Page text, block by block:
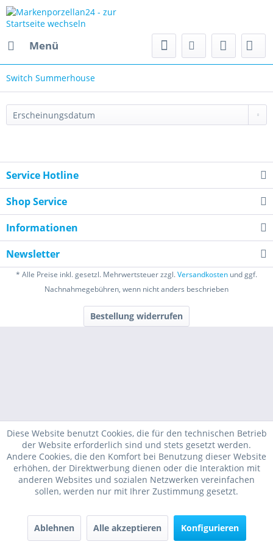
Menü
Switch Summerhouse
Service Hotline
Shop Service
Informationen
Newsletter
* Alle Preise inkl. gesetzl. Mehrwertsteuer zzgl.Versandkosten und ggf.
Nachnahmegebühren, wenn nicht anders beschrieben
Bestellung widerrufen
Diese Website benutzt Cookies, die für den technischen Betrieb
der Website erforderlich sind und stets gesetzt werden.
Andere Cookies, die den Komfort bei Benutzung dieser Website
erhöhen, der Direktwerbung dienen oder die Interaktion mit
anderen Websites und sozialen Netzwerken vereinfachen
sollen, werden nur mit Ihrer Zustimmung gesetzt.
Ablehnen Alle akzeptieren Konfigurieren